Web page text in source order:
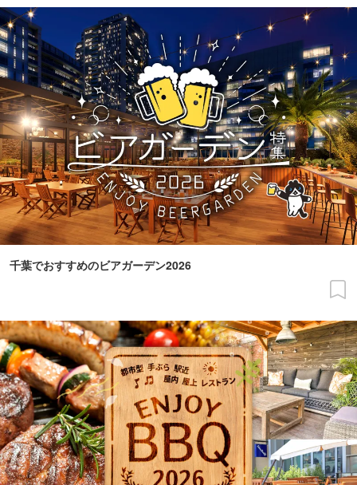
千葉でおすすめのビアガーデン2026